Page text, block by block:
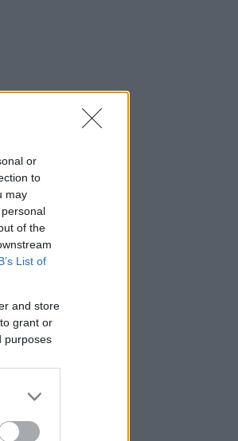
or
to
may
of the
List of
and store
grant or
purposes